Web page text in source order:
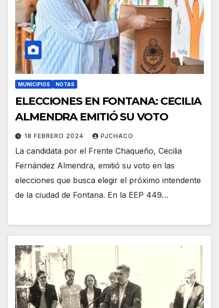
MUNICIPIOS NOTAS
ELECCIONES EN FONTANA: CECILIA
ALMENDRA EMITIÓ SU VOTO
18 FEBRERO 2024 PJCHACO
La candidata por el Frente Chaqueño, Cecilia
Fernández Almendra, emitió su voto en las
elecciones que busca elegir el próximo intendente
de la ciudad de Fontana. En la EEP 449…